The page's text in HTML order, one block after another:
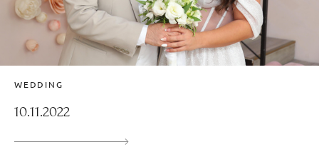
WEDDING
10.11.2022